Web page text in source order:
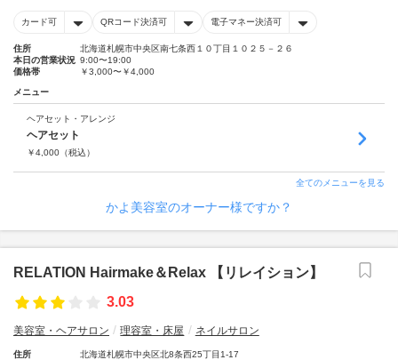
カード可 QRコード決済可 電子マネー決済可
住所
北海道札幌市中央区南七条西１０丁目１０２５－２６
本日の営業状況 9:00〜19:00
価格帯
￥3,000〜￥4,000
メニュー
ヘアセット・アレンジ
ヘアセット
￥4,000 （税込）
全てのメニューを見る
かよ美容室のオーナー様ですか？
RELATION Hairmake＆Relax 【リレイション】
3.03
美容室・ヘアサロン 理容室・床屋 ネイルサロン
住所
北海道札幌市中央区北8条西25丁目1-17